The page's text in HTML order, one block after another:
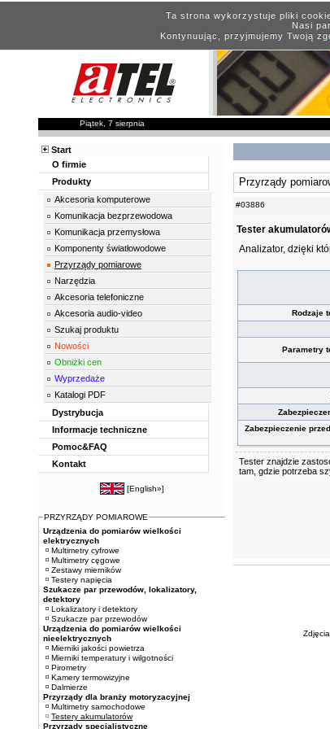
Ta strona wykorzystuje pliki
Nasi
Kontynuując, przyjmujemy Twoją
Piątek, 7 sierpnia
Przyrządy
#03886
Tester
Analizator, dzięki
Rodzaje
Parametry
Zabezpieczenie
Tester znajdzie
tam, gdzie potrzeba
Start
O firmie
Produkty
Akcesoria komputerowe
Komunikacja bezprzewodowa
Komunikacja przemysłowa
Komponenty światłowodowe
Przyrządy pomiarowe
Narzędzia
Akcesoria telefoniczne
Akcesoria audio-video
Szukaj produktu
Nowości
Obniżki cen
Wyprzedaże
Katalogi PDF
Dystrybucja
Informacje techniczne
Pomoc&FAQ
Kontakt
[English»]
PRZYRZĄDY POMIAROWE
Urządzenia do pomiarów wielkości
elektrycznych
Multimetry cyfrowe
Multimetry cęgowe
Zestawy mierników
Testery napięcia
Szukacze par przewodów, lokalizatory,
detektory
Lokalizatory i detektory
Szukacze par przewodów
Urządzenia do pomiarów wielkości
nieelektrycznych
Mierniki jakości powietrza
Mierniki temperatury i wilgotności
Pirometry
Kamery termowizyjne
Dalmierze
Przyrządy dla branży motoryzacyjnej
Multimetry samochodowe
Testery akumulatorów
Przyrządy specjalistyczne